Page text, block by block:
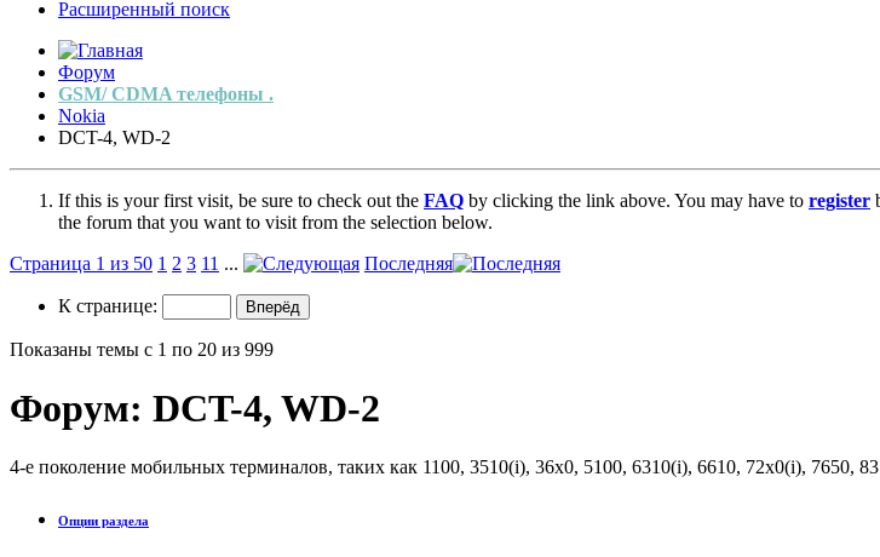
Расширенный поиск
Форум
GSM/ CDMA телефоны .
Nokia
DCT-4, WD-2
If this is your first visit, be sure to check out the FAQ by clicking the link above. You may have to register
the forum that you want to visit from the selection below.
Страница 1 из 50 1 2 3 11 ... Последняя
К странице:
Показаны темы с 1 по 20 из 999
Форум: DCT-4, WD-2
4-е поколение мобильных терминалов, таких как 1100, 3510(i), 36x0, 5100, 6310(i), 6610, 72x0(i), 7650,
Опции раздела